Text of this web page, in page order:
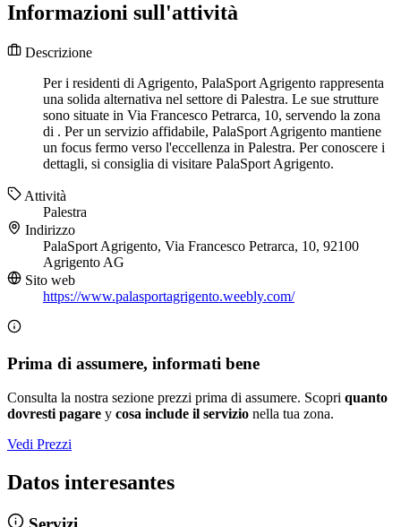
Informazioni sull'attività
Descrizione
Per i residenti di Agrigento, PalaSport Agrigento rappresenta
una solida alternativa nel settore di Palestra. Le sue strutture
sono situate in Via Francesco Petrarca, 10, servendo la zona
di . Per un servizio affidabile, PalaSport Agrigento mantiene
un focus fermo verso l'eccellenza in Palestra. Per conoscere i
dettagli, si consiglia di visitare PalaSport Agrigento.
Attività
Palestra
Indirizzo
PalaSport Agrigento, Via Francesco Petrarca, 10, 92100
Agrigento AG
Sito web
https://www.palasportagrigento.weebly.com/
Prima di assumere, informati bene
Consulta la nostra sezione prezzi prima di assumere. Scopri quanto
dovresti pagare y cosa include il servizio nella tua zona.
Vedi Prezzi
Datos interesantes